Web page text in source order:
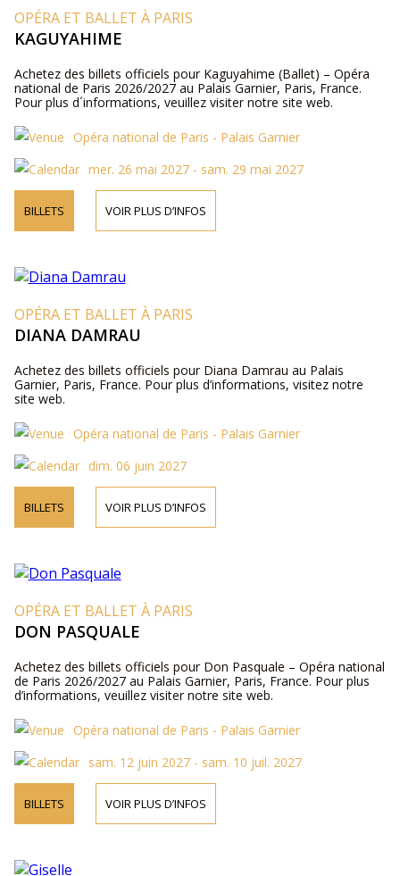
OPÉRA ET BALLET À PARIS
KAGUYAHIME
Achetez des billets officiels pour Kaguyahime (Ballet) – Opéra
national de Paris 2026/2027 au Palais Garnier, Paris, France.
Pour plus d´informations, veuillez visiter notre site web.
Opéra national de Paris - Palais Garnier
mer. 26 mai 2027 - sam. 29 mai 2027
BILLETS VOIR PLUS D’INFOS
OPÉRA ET BALLET À PARIS
DIANA DAMRAU
Achetez des billets officiels pour Diana Damrau au Palais
Garnier, Paris, France. Pour plus d’informations, visitez notre
site web.
Opéra national de Paris - Palais Garnier
dim. 06 juin 2027
BILLETS VOIR PLUS D’INFOS
OPÉRA ET BALLET À PARIS
DON PASQUALE
Achetez des billets officiels pour Don Pasquale – Opéra national
de Paris 2026/2027 au Palais Garnier, Paris, France. Pour plus
d’informations, veuillez visiter notre site web.
Opéra national de Paris - Palais Garnier
sam. 12 juin 2027 - sam. 10 juil. 2027
BILLETS VOIR PLUS D’INFOS